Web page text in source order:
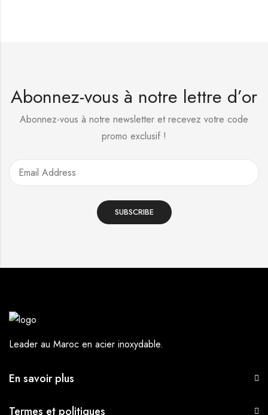
Abonnez-vous à notre lettre d’or
Abonnez-vous à notre newsletter et recevez votre code
promo exclusif !
Leader au Maroc en acier inoxydable.
En savoir plus
Termes et politiques